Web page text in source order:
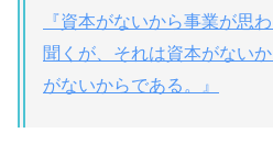
『資本がないから事業が思
聞くが、それは資本がない
がないからである。』